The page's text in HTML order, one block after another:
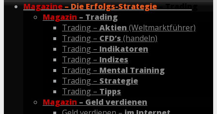
Magazine – Die Erfolgs-Strategie – Trading
Magazin – Trading
Trading – Aktien (Weltmarktführer)
Trading – CFD’s (handeln)
Trading – Indikatoren
Trading – Indizes
Trading – Mental Training
Trading – Strategie
Trading – Tipps
Magazin – Geld verdienen